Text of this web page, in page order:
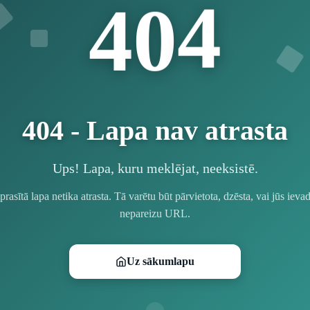
404
404 - Lapa nav atrasta
Ups! Lapa, kuru meklējat, neeksistē.
lapa netika atrasta. Tā varētu būt pārvietota, dzēsta, vai jūs
nepareizu URL.
Uz sākumlapu